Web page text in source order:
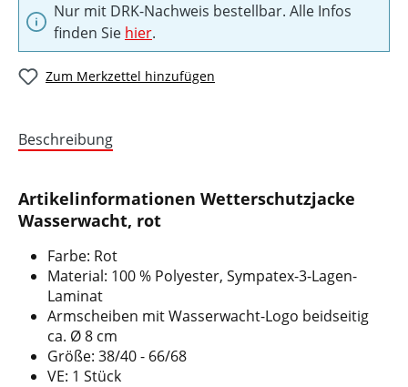
Nur mit DRK-Nachweis bestellbar. Alle Infos
finden Sie hier.
Zum Merkzettel hinzufügen
Beschreibung
Artikelinformationen Wetterschutzjacke
Wasserwacht, rot
Farbe: Rot
Material: 100 % Polyester, Sympatex-3-Lagen-
Laminat
Armscheiben mit Wasserwacht-Logo beidseitig
ca. Ø 8 cm
Größe: 38/40 - 66/68
VE: 1 Stück